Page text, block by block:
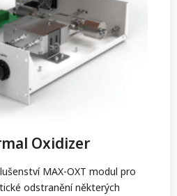
Oxidizer
MAX-OXT modul pro
odstranění některých